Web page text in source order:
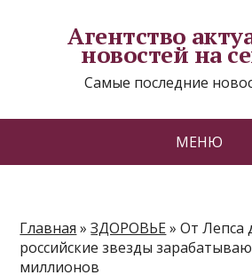
Агентство
новостей на
Самые последние
МЕНЮ
Главная »ЗДОРОВЬЕ»От Лепса
российские звезды
миллионов